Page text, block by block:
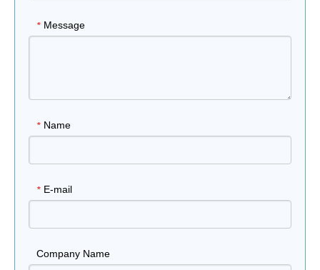
* Message
* Name
* E-mail
Company Name